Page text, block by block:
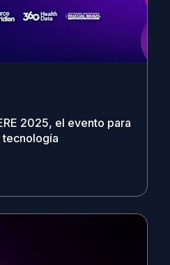
2025, el evento para
tecnología